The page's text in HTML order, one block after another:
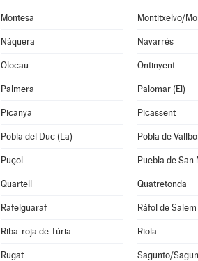
Montesa Montitxelvo/
Náquera Navarrés
Olocau Ontinyent
Palmera Palomar (El)
Picanya Picassent
Pobla del Duc (La) Pobla de
Puçol Puebla de San
Quartell Quatretonda
Rafelguaraf Ráfol de Salem
Riba-roja de Túria Riola
Rugat Sagunto/